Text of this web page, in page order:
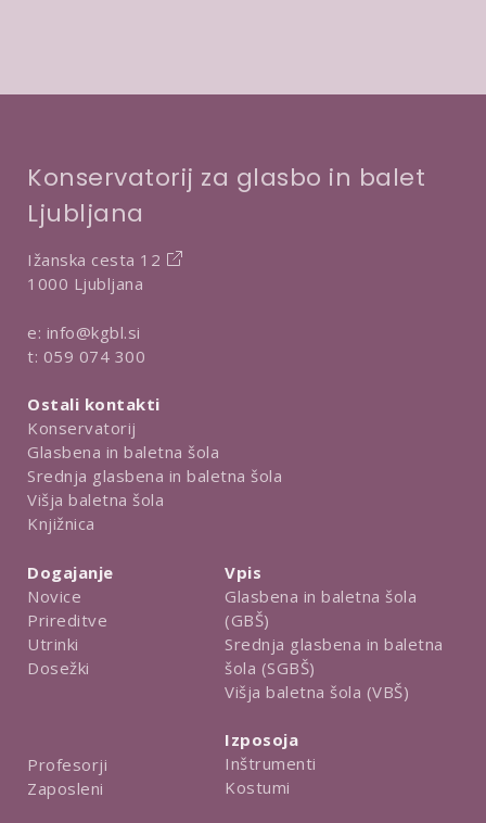
r
t
v
Konservatorij za glasbo in balet
Ljubljana
Ižanska cesta 12
1000 Ljubljana
e: info@kgbl.si
t: 059 074 300
Ostali kontakti
Konservatorij
Glasbena in baletna šola
Srednja glasbena in baletna šola
Višja baletna šola
Knjižnica
Dogajanje
Novice
Prireditve
Utrinki
Dosežki
Profesorji
Zaposleni
Vpis
Glasbena in baletna šola
(GBŠ)
Srednja glasbena in baletna
šola (SGBŠ)
Višja baletna šola (VBŠ)
Izposoja
Inštrumenti
Kostumi